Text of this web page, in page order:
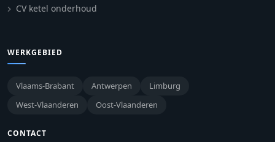
CV ketel onderhoud
WERKGEBIED
Vlaams-Brabant Antwerpen
Limburg
West-Vlaanderen
Oost-Vlaanderen
CONTACT